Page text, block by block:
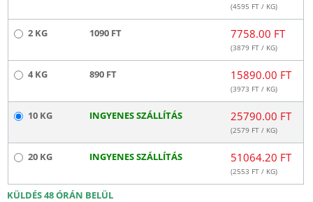
(4595 FT / KG)
2 KG 1090 FT 7758.00 FT
(3879 FT / KG)
4 KG 890 FT 15890.00 FT
(3973 FT / KG)
10 KG INGYENES SZÁLLÍTÁS 25790.00 FT
(2579 FT / KG)
20 KG INGYENES SZÁLLÍTÁS 51064.20 FT
(2553 FT / KG)
KÜLDÉS 48 ÓRÁN BELÜL